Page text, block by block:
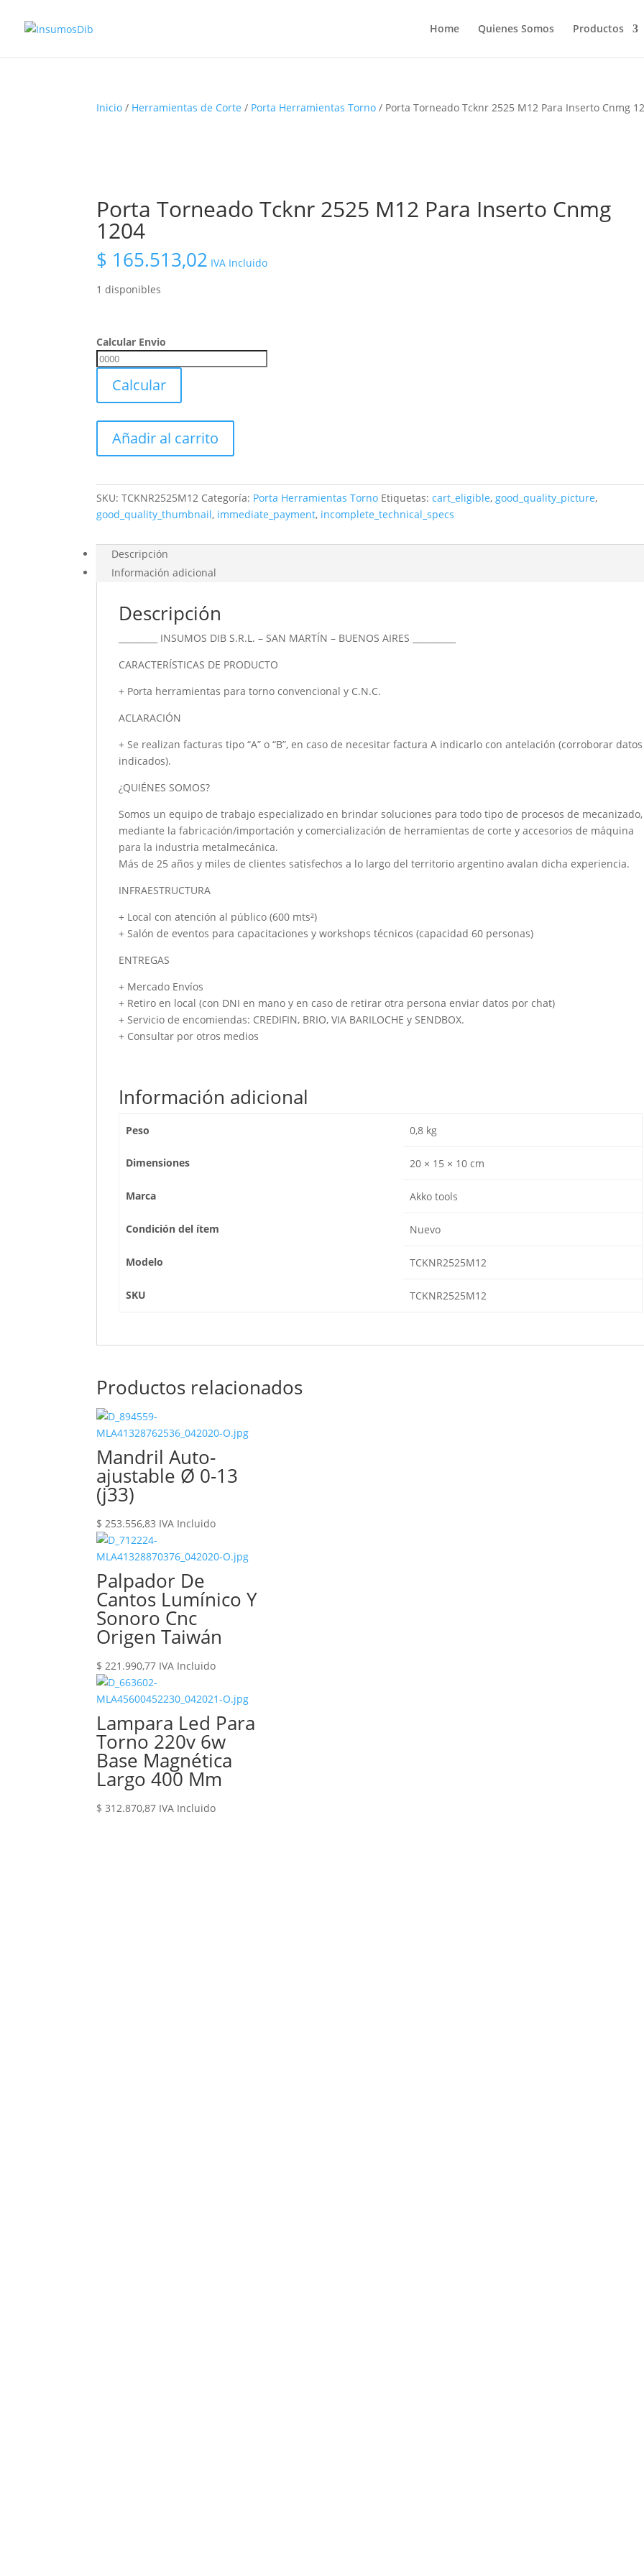
Home Quienes Somos Productos
Inicio / Herramientas de Corte / Porta Herramientas Torno / Porta Torneado Tcknr 2525 M12 Para Inserto Cnmg
Porta Torneado Tcknr 2525 M12 Para Inserto Cnmg
1204
$ 165.513,02 IVA Incluido
1 disponibles
Calcular Envio
Calcular
Envio
Calcular
Torneado
Tcknr
M12
Para
Cnmg
1204
cantidad
Añadir al carrito
SKU:TCKNR2525M12 Categoría: Porta Herramientas Torno Etiquetas:cart_eligible,good_quality_picture,
good_quality_thumbnail, immediate_payment, incomplete_technical_specs
Descripción
Información adicional
Descripción
_________ INSUMOS DIB S.R.L. – SAN MARTÍN – BUENOS AIRES __________
CARACTERÍSTICAS DE PRODUCTO
+ Porta herramientas para torno convencional y C.N.C.
ACLARACIÓN
+ Se realizan facturas tipo “A” o “B”, en caso de necesitar factura A indicarlo con antelación (corroborar datos
indicados).
¿QUIÉNES SOMOS?
Somos un equipo de trabajo especializado en brindar soluciones para todo tipo de procesos de mecanizado,
mediante la fabricación/importación y comercialización de herramientas de corte y accesorios de máquina
para la industria metalmecánica.
Más de 25 años y miles de clientes satisfechos a lo largo del territorio argentino avalan dicha experiencia.
INFRAESTRUCTURA
+ Local con atención al público (600 mts²)
+ Salón de eventos para capacitaciones y workshops técnicos (capacidad 60 personas)
ENTREGAS
+ Mercado Envíos
+ Retiro en local (con DNI en mano y en caso de retirar otra persona enviar datos por chat)
+ Servicio de encomiendas: CREDIFIN, BRIO, VIA BARILOCHE y SENDBOX.
+ Consultar por otros medios
Información adicional
Peso 0,8 kg
Dimensiones 20 × 15 × 10 cm
Marca Akko tools
Condición del ítem Nuevo
Modelo TCKNR2525M12
SKU TCKNR2525M12
Productos relacionados
Mandril Auto-
ajustable Ø 0-13
(j33)
$ 253.556,83 IVA Incluido
Palpador De
Cantos Lumínico Y
Sonoro Cnc
Origen Taiwán
$ 221.990,77 IVA Incluido
Lampara Led Para
Torno 220v 6w
Base Magnética
Largo 400 Mm
$ 312.870,87 IVA Incluido